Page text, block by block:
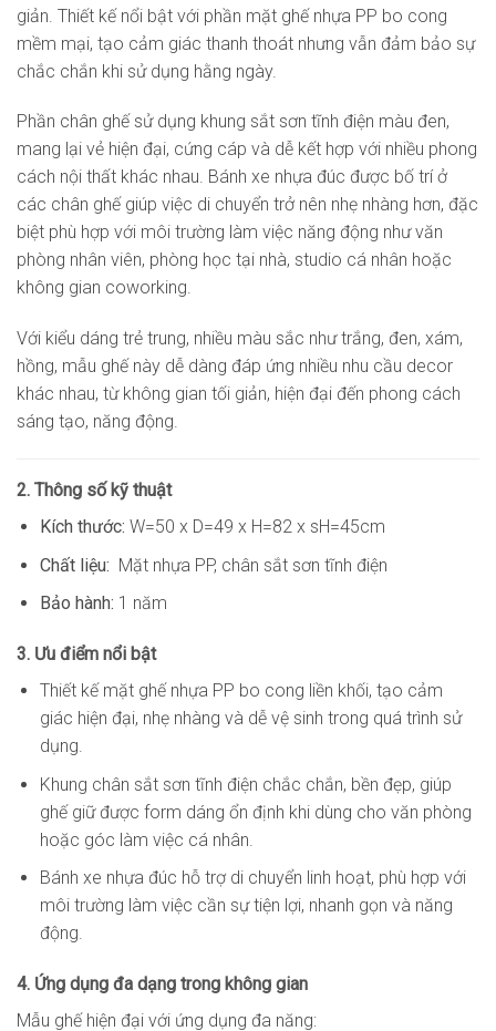
giản. Thiết kế nổi bật với phần mặt ghế nhựa PP bo cong
mềm mại, tạo cảm giác thanh thoát nhưng vẫn đảm bảo sự
chắc chắn khi sử dụng hằng ngày.
Phần chân ghế sử dụng khung sắt sơn tĩnh điện màu đen,
mang lại vẻ hiện đại, cứng cáp và dễ kết hợp với nhiều phong
cách nội thất khác nhau. Bánh xe nhựa đúc được bố trí ở
các chân ghế giúp việc di chuyển trở nên nhẹ nhàng hơn, đặc
biệt phù hợp với môi trường làm việc năng động như văn
phòng nhân viên, phòng học tại nhà, studio cá nhân hoặc
không gian coworking.
Với kiểu dáng trẻ trung, nhiều màu sắc như trắng, đen, xám,
hồng, mẫu ghế này dễ dàng đáp ứng nhiều nhu cầu decor
khác nhau, từ không gian tối giản, hiện đại đến phong cách
sáng tạo, năng động.
2. Thông số kỹ thuật
Kích thước: W=50 x D=49 x H=82 x sH=45cm
Chất liệu: Mặt nhựa PP, chân sắt sơn tĩnh điện
Bảo hành: 1 năm
3. Ưu điểm nổi bật
Thiết kế mặt ghế nhựa PP bo cong liền khối, tạo cảm
giác hiện đại, nhẹ nhàng và dễ vệ sinh trong quá trình sử
dụng.
Khung chân sắt sơn tĩnh điện chắc chắn, bền đẹp, giúp
ghế giữ được form dáng ổn định khi dùng cho văn phòng
hoặc góc làm việc cá nhân.
Bánh xe nhựa đúc hỗ trợ di chuyển linh hoạt, phù hợp với
môi trường làm việc cần sự tiện lợi, nhanh gọn và năng
động.
4. Ứng dụng đa dạng trong không gian
Mẫu ghế hiện đại với ứng dụng đa năng: